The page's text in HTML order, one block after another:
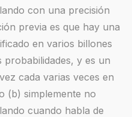
con una precisión
previa es que hay una
en varios billones
y es un
cada varias veces en
(b) simplemente no
cuando habla de